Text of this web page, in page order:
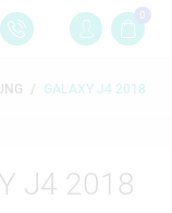
0
GALAXY J4 2018
J4 2018